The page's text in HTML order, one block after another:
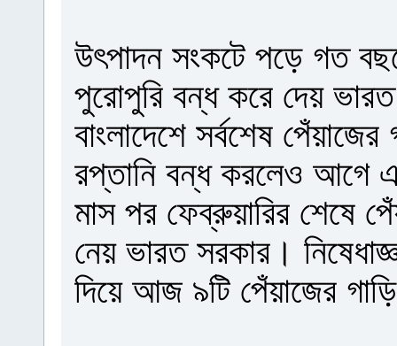
উৎপাদন সংকটে পড়ে গত
পুরোপুরি বন্ধ করে দেয়
বাংলাদেশে সর্বশেষ
রপ্তানি বন্ধ করলেও আগে
মাস পর ফেব্রুয়ারির শেষে
নেয় ভারত সরকার।
দিয়ে আজ ৯টি পেঁয়াজের